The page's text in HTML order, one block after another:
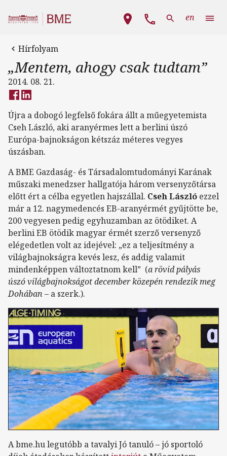
Fő navigáció
en
Hírfolyam
„Mentem, ahogy csak tudtam”
2014. 08. 21.
Újra a dobogó legfelső fokára állt a műegyetemista
Cseh László, aki aranyérmes lett a berlini úszó
Európa-bajnokságon kétszáz méteres vegyes
úszásban.
A BME Gazdaság- és Társadalomtudományi Karának
műszaki menedzser hallgatója három versenyzőtársa
előtt ért a célba egyetlen hajszállal. Cseh László ezzel
már a 12. nagymedencés EB-aranyérmét gyűjtötte be,
200 vegyesen pedig egyhuzamban az ötödiket. A
berlini EB ötödik magyar érmét szerző versenyző
elégedetlen volt az idejével: „ez a teljesítmény a
világbajnokságra kevés lesz, és addig valamit
mindenképpen változtatnom kell” (a rövid pályás
úszó világbajnokságot december közepén rendezik meg
Dohában – a szerk.).
A bme.hu legutóbb a tavalyi Jó tanuló – jó sportoló